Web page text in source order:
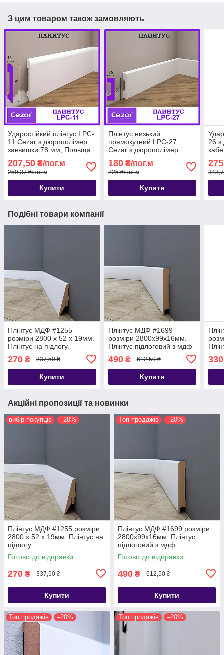
З цим товаром також замовляють
Ударостійкий плінтус LPC-
11 Cezar з дюрополімер
заввишки 78 мм, Польща
207,50 ₴/пог.м
259,37 ₴/пог.м
Купити
Плінтус низький
прямокутний LPC-27
Cezar з дюрополімер
висотою 57 мм, 2,0 м.
180₴/пог.м
225 ₴/пог.м
Купити
26 з
275
Подібні товари компанії
Плінтус МДФ #1255
розміри 2800 x 52 x 19мм.
Плінтус на підлогу.
270 ₴ 337,50 ₴
Купити
Плінтус МДФ #1699
розміри 2800х99х16мм.
Плінтус підлоговий з мдф
490₴ 612,50 ₴
Купити
330
Акційні пропозиції та новинки
вибір покупців –20%
Плінтус МДФ #1255 розміри
2800 x 52 x 19мм. Плінтус на
підлогу.
Готово до відправки
270 ₴ 337,50 ₴
Купити
Топ продажів –20%
Плінтус МДФ #1699 розміри
2800х99х16мм. Плінтус
підлоговий з мдф
Готово до відправки
490 ₴ 612,50 ₴
Купити
Топ продажів –20% Топ продажів –20%